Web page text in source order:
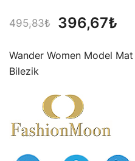
495,83₺
Orijinal
396,67₺
Wander Women Model
Bilezik